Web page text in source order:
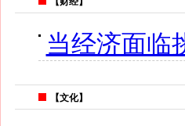
当经济面临
【文化】